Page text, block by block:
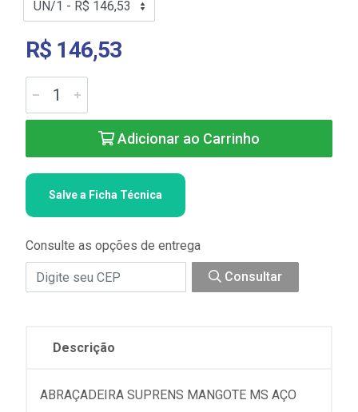
R$ 146,53
Adicionar ao Carrinho
Salve a Ficha Técnica
Consulte as opções de entrega
Consultar
Descrição
ABRAÇADEIRA SUPRENS MANGOTE MS AÇO